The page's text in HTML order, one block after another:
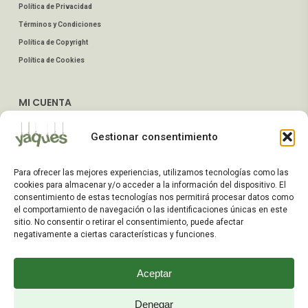
Gestionar consentimiento
Para ofrecer las mejores experiencias, utilizamos tecnologías como las
cookies para almacenar y/o acceder a la información del dispositivo. El
consentimiento de estas tecnologías nos permitirá procesar datos como
el comportamiento de navegación o las identificaciones únicas en este
sitio. No consentir o retirar el consentimiento, puede afectar
negativamente a ciertas características y funciones.
Aceptar
Denegar
Política de Privacidad
Términos y Condiciones
Política de Copyright
Política de Cookies
MI CUENTA
Dirección de Envío
Preguntas Frecuentes
ATENCIÓN AL CLIENTE